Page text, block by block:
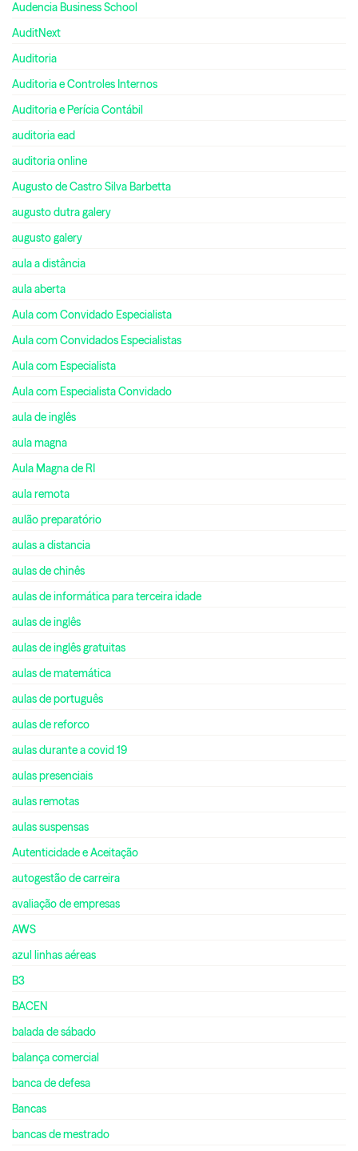
Audencia Business School
AuditNext
Auditoria
Auditoria e Controles Internos
Auditoria e Perícia Contábil
auditoria ead
auditoria online
Augusto de Castro Silva Barbetta
augusto dutra galery
augusto galery
aula a distância
aula aberta
Aula com Convidado Especialista
Aula com Convidados Especialistas
Aula com Especialista
Aula com Especialista Convidado
aula de inglês
aula magna
Aula Magna de RI
aula remota
aulão preparatório
aulas a distancia
aulas de chinês
aulas de informática para terceira idade
aulas de inglês
aulas de inglês gratuitas
aulas de matemática
aulas de português
aulas de reforco
aulas durante a covid 19
aulas presenciais
aulas remotas
aulas suspensas
Autenticidade e Aceitação
autogestão de carreira
avaliação de empresas
AWS
azul linhas aéreas
B3
BACEN
balada de sábado
balança comercial
banca de defesa
Bancas
bancas de mestrado